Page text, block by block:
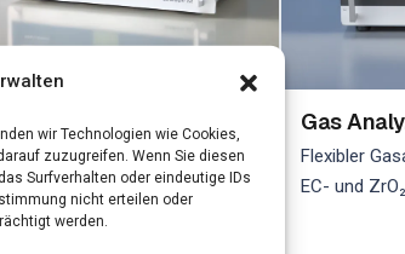
wir Technologien wie Cookies,
zuzugreifen. Wenn Sie diesen
Surfverhalten oder eindeutige IDs
nicht erteilen oder
werden.
NDIR-Messung gefährlicher
in industriellen
Gas
Flexibler
EC- und